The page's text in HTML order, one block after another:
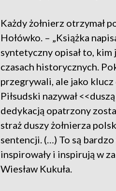
Każdy żołnierz otrzymał
Hołówko. – „Książka
syntetyczny opisał to,
czasach historycznych.
przegrywali, ale jako klucz
Piłsudski nazywał
dedykacją opatrzony
straż duszy żołnierza
sentencji. (…) To są
inspirowały i inspirują w
Wiesław Kukuła.